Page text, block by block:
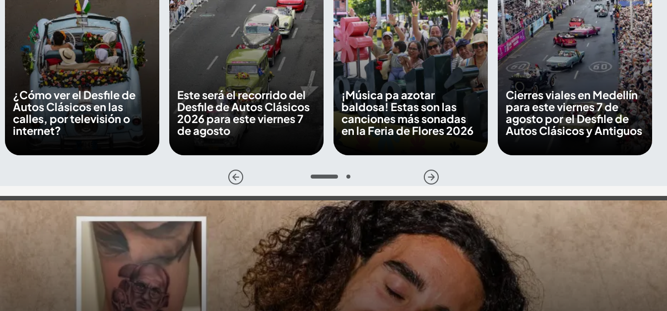
¿Cómo ver el Desfile de
Autos Clásicos en las
calles, por televisión o
internet?
Este será el recorrido del
Desfile de Autos Clásicos
2026 para este viernes 7
de agosto
¡Música pa azotar
baldosa! Estas son las
canciones más sonadas
en la Feria de Flores 2026
Cierres viales en Medellín
para este viernes 7 de
agosto por el Desfile de
Autos Clásicos y Antiguos
1 2